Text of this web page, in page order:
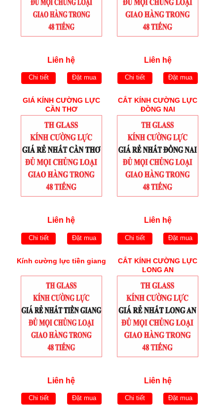
Liên hệ
Chi tiết Đặt mua
Liên hệ
Chi tiết Đặt mua
GIÁ KÍNH CƯỜNG LỰC
CẦN THƠ
Liên hệ
Chi tiết Đặt mua
CẮT KÍNH CƯỜNG LỰC
ĐỒNG NAI
Liên hệ
Chi tiết Đặt mua
Kính cường lực tiền giang
Liên hệ
Chi tiết Đặt mua
CẮT KÍNH CƯỜNG LỰC
LONG AN
Liên hệ
Chi tiết Đặt mua